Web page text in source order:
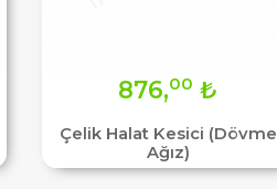
Çelik Halat Kesici (Dövme
Ağız)
876,00 ₺